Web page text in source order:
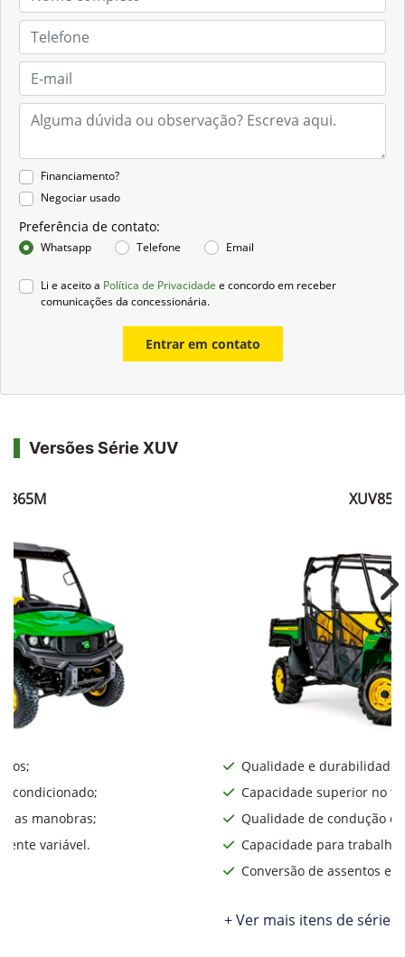
Financiamento?
Negociar usado
Preferência de contato:
Whatsapp Telefone Email
Li e aceito a Política de Privacidade e concordo em receber
comunicações da concessionária.
Entrar em contato
Versões Série XUV
condicionado;
as manobras;
variável.
Qualidade e durabilidade;
Capacidade superior no
Qualidade de condução o
Capacidade para
Conversão de assentos e
+ Ver mais itens de série